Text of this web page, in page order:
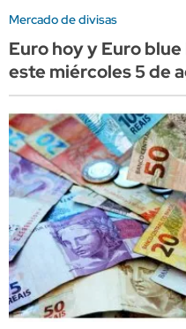
Mercado de divisas
Euro hoy y Euro
este miércoles 5 de